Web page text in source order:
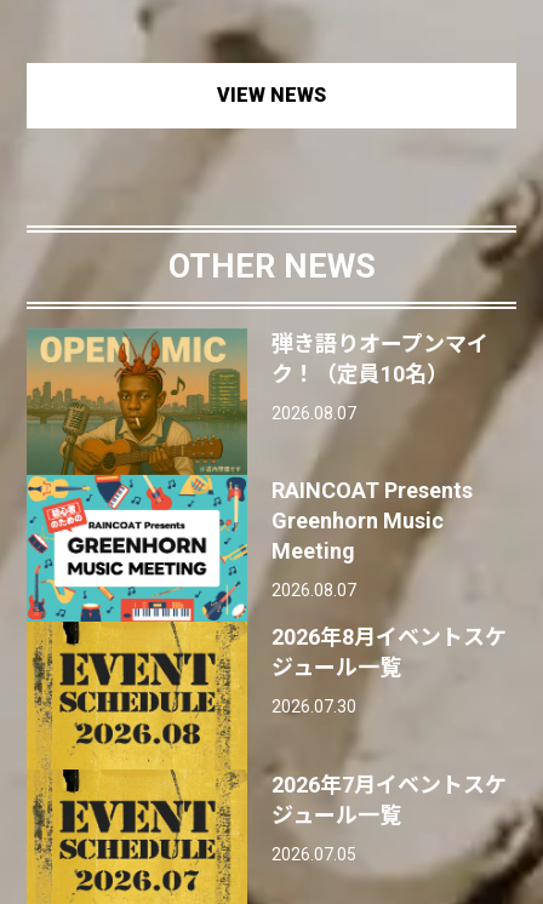
VIEW NEWS
OTHER NEWS
弾き語りオープンマイ
ク！（定員10名）
2026.08.07
RAINCOAT Presents
Greenhorn Music
Meeting
2026.08.07
2026年8月イベントスケ
ジュール一覧
2026.07.30
2026年7月イベントスケ
ジュール一覧
2026.07.05